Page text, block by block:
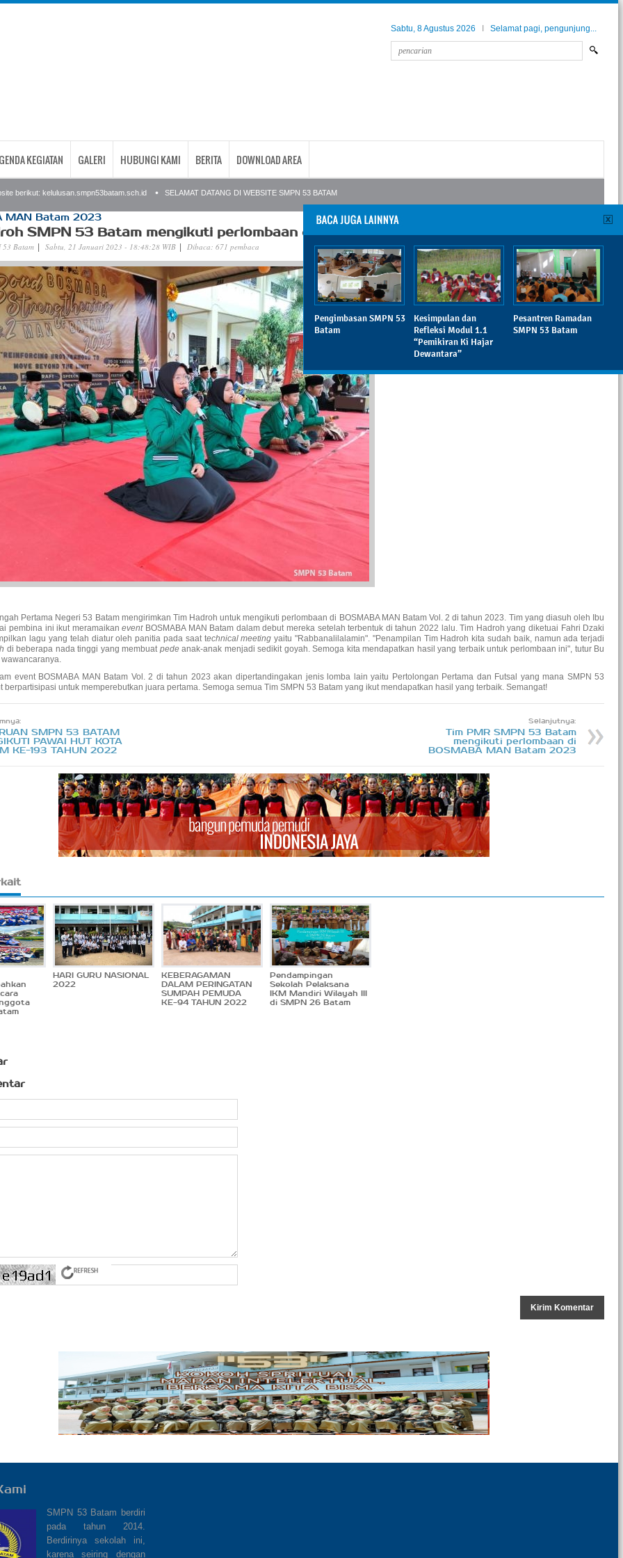
Sabtu, 8 Agustus 2026 Selamat pagi, pengunjung...
KEGIATAN GALERI HUBUNGI KAMI BERITA DOWNLOAD AREA
kelulusan.smpn53batam.sch.id SELAMAT DATANG DI WEBSITE SMPN 53 BATAM
Pengimbasan SMPN 53
Batam
Kesimpulan dan
Refleksi Modul 1.1
“Pemikiran Ki Hajar
Dewantara”
Pesantren Ramadan
SMPN 53 Batam
MAN Batam 2023
SMPN 53 Batam mengikuti perlombaan di BOSMABA MAN Batam 2023
53 Batam Sabtu, 21 Januari 2023 - 18:48:28 WIB Dibaca: 671 pembaca
Pertama Negeri 53 Batam mengirimkan Tim Hadroh untuk mengikuti perlombaan di BOSMABA MAN Batam Vol. 2 di tahun 2023. Tim yang diasuh oleh Ibu
pembina ini ikut meramaikaneventBOSMABA MAN Batam dalam debut mereka setelah terbentuk di tahun 2022 lalu. Tim Hadroh yang diketuai Fahri Dzaki
lagu yang telah diatur oleh panitia pada saat technical meetingyaitu "Rabbanalilalamin". "Penampilan Tim Hadroh kita sudah baik, namun ada terjadi
di beberapa nada tinggi yang membuat pedeanak-anak menjadi sedikit goyah. Semoga kita mendapatkan hasil yang terbaik untuk perlombaan ini", tutur Bu
event BOSMABA MAN Batam Vol. 2 di tahun 2023 akan dipertandingakan jenis lomba lain yaitu Pertolongan Pertama dan Futsal yang mana SMPN 53
berpartisipasi untuk memperebutkan juara pertama. Semoga semua Tim SMPN 53 Batam yang ikut mendapatkan hasil yang terbaik. Semangat!
SMPN 53 BATAM
PAWAI HUT KOTA
KE-193 TAHUN 2022
Selanjutnya:
Tim PMR SMPN 53 Batam
mengikuti perlombaan di
BOSMABA MAN Batam 2023
HARI GURU NASIONAL
2022
KEBERAGAMAN
DALAM PERINGATAN
SUMPAH PEMUDA
KE-94 TAHUN 2022
Pendampingan
Sekolah Pelaksana
IKM Mandiri Wilayah III
di SMPN 26 Batam
SMPN 53 Batam berdiri
pada tahun 2014.
Berdirinya sekolah ini,
karena seiring dengan